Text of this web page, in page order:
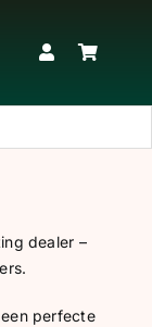
dealer –
perfecte